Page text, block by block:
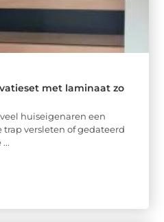
met laminaat zo
huiseigenaren een
trap versleten of gedateerd